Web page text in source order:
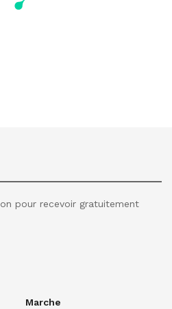
pour recevoir gratuitement
Marche